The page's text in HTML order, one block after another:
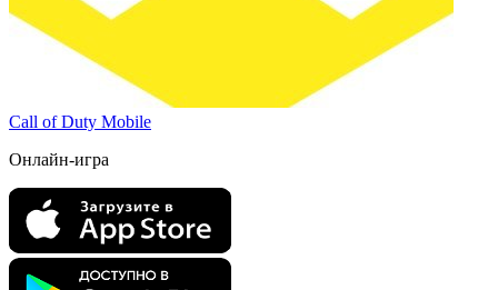
Call of Duty Mobile
Онлайн-игра